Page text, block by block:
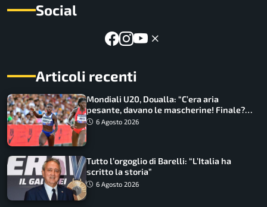
Social
Articoli recenti
Mondiali U20, Doualla: “C’era aria
pesante, davano le mascherine! Finale?
Non ho nulla da perdere”
6 Agosto 2026
Tutto l’orgoglio di Barelli: “L’Italia ha
scritto la storia”
6 Agosto 2026